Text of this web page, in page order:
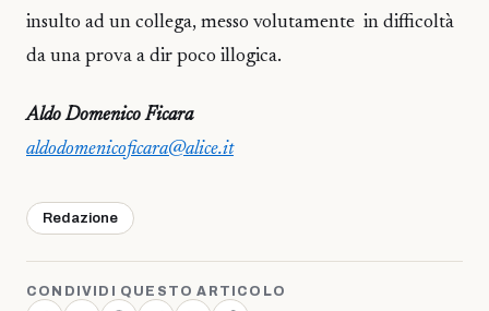
insulto ad un collega, messo volutamente in difficoltà
da una prova a dir poco illogica.
Aldo Domenico Ficara
aldodomenicoficara@alice.it
Redazione
CONDIVIDI QUESTO ARTICOLO